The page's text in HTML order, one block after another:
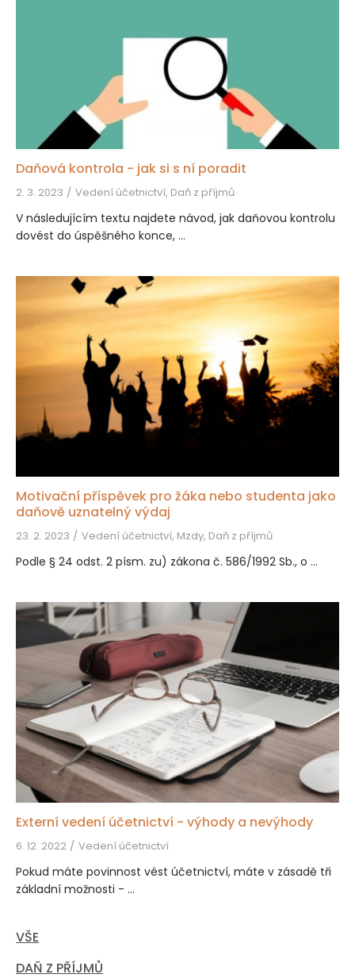
Daňová kontrola - jak si s ní poradit
2. 3. 2023 Vedení účetnictví, Daň z příjmů
V následujícím textu najdete návod, jak daňovou kontrolu
dovést do úspěšného konce, ...
Motivační příspěvek pro žáka nebo studenta jako
daňově uznatelný výdaj
23. 2. 2023 Vedení účetnictví, Mzdy, Daň z příjmů
Podle § 24 odst. 2 písm. zu) zákona č. 586/1992 Sb., o ...
Externí vedení účetnictví - výhody a nevýhody
6. 12. 2022 Vedení účetnictví
Pokud máte povinnost vést účetnictví, máte v zásadě tři
základní možnosti - ...
VŠE
DAŇ Z PŘÍJMŮ